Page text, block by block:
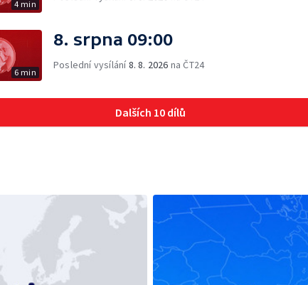
4 min
6 min
8. srpna 09:00
Poslední vysílání8. 8. 2026 na ČT24
Dalších 10 dílů